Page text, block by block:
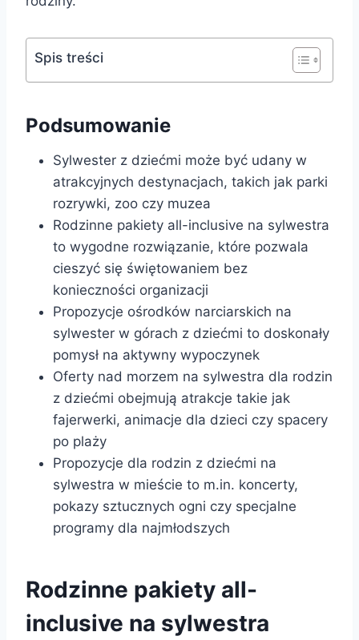
Spis treści
Podsumowanie
Sylwester z dziećmi może być udany w
atrakcyjnych destynacjach, takich jak parki
rozrywki, zoo czy muzea
Rodzinne pakiety all-inclusive na sylwestra
to wygodne rozwiązanie, które pozwala
cieszyć się świętowaniem bez
konieczności organizacji
Propozycje ośrodków narciarskich na
sylwester w górach z dziećmi to doskonały
pomysł na aktywny wypoczynek
Oferty nad morzem na sylwestra dla rodzin
z dziećmi obejmują atrakcje takie jak
fajerwerki, animacje dla dzieci czy spacery
po plaży
Propozycje dla rodzin z dziećmi na
sylwestra w mieście to m.in. koncerty,
pokazy sztucznych ogni czy specjalne
programy dla najmłodszych
Rodzinne pakiety all-
inclusive na sylwestra